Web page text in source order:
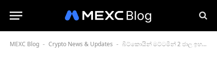
MEXC Blog - Crypto News & Updates - බිට්කොයින් මට්ටමින් 2 ජාල ඉහළ යාමේදි: 2025 හි බිට්කොයින්ගේ අනාගතය නැවත බලයේ යුතු තාක්ෂණය ගැන අවබෝධය